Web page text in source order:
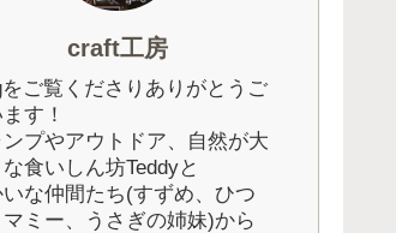
craft工房
をご覧くださりありがとうご
す！
ンプやアウトドア、自然が大
食いしん坊Teddyと
いな仲間たち(すずめ、ひつ
マミー、うさぎの姉妹)から